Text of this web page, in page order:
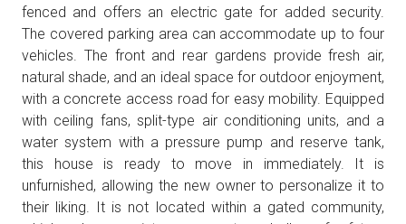
fenced and offers an electric gate for added security.
The covered parking area can accommodate up to four
vehicles. The front and rear gardens provide fresh air,
natural shade, and an ideal space for outdoor enjoyment,
with a concrete access road for easy mobility. Equipped
with ceiling fans, split-type air conditioning units, and a
water system with a pressure pump and reserve tank,
this house is ready to move in immediately. It is
unfurnished, allowing the new owner to personalize it to
their liking. It is not located within a gated community,